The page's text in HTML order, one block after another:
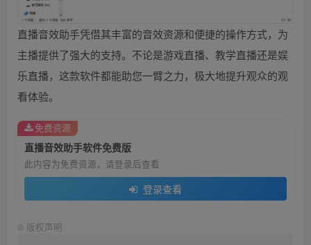
直播音效助手凭借其丰富的音效资源和便捷的操作方式，为
主播提供了强大的支持。不论是游戏直播、教学直播还是娱
乐直播，这款软件都能助您一臂之力，极大地提升观众的观
看体验。
直播音效助手软件免费版
此内容为免费资源，请登录后查看
登录查看
免费资源
© 版权声明